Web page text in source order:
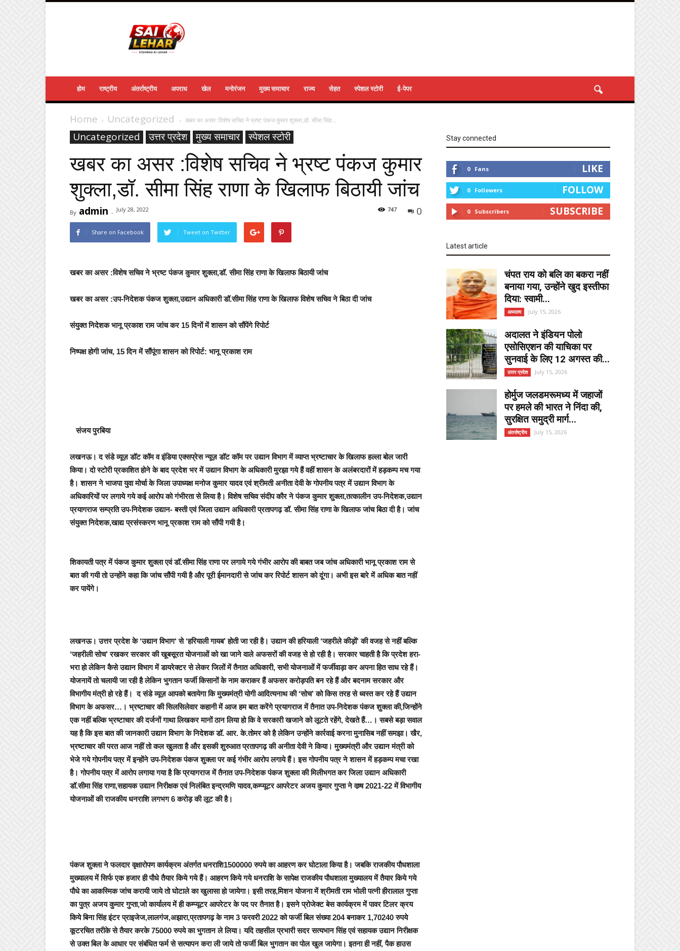
होम राष्ट्रीय अंतर्राष्ट्रीय अपराध खेल मनोरंजन मुख्य समाचार राज्य सेहत स्पेशल स्टोरी ई-पेपर
Home Uncategorized खबर का असर :विशेष सचिव ने भ्रष्ट पंकज कुमार शुक्ला,डॉ. सीमा सिंह...
Uncategorized उत्तर प्रदेश मुख्य समाचार स्पेशल स्टोरी
खबर का असर :विशेष सचिव ने भ्रष्ट पंकज कुमार
शुक्ला,डॉ. सीमा सिंह राणा के खिलाफ बिठायी जांच
By admin - July 28, 2022 0
747
Share on Facebook Tweet on Twitter
खबर का असर :विशेष सचिव ने भ्रष्ट पंकज कुमार शुक्ला,डॉ. सीमा सिंह राणा के खिलाफ बिठायी जांच
खबर का असर :उप-निदेशक पंकज शुक्ला,उद्यान अधिकारी डॉ.सीमा सिंह राणा के खिलाफ विशेष सचिव ने बिठा दी जांच
संयुक्त निदेशक भानू प्रकाश राम जांच कर 15 दिनों में शासन को सौंपेंगे रिपोर्ट
निष्पक्ष होगी जांच, 15 दिन में सौंपूंगा शासन को रिपोर्ट: भानू प्रकाश राम
संजय पुरबिया
लखनऊ। द संडे व्यूज़ डॉट कॉम व इंडिया एक्सप्रेस न्यूज़ डॉट कॉमपर उद्यान विभाग में व्याप्तभ्रष्टाचार के खिलाफ हल्ला बोलजारी
किया। दो स्टोरी प्रकाशित होने के बाद प्रदेश भर मेंउद्यान विभाग के अधिकारी मुरझा गये हैंवहींशासन के अलंबरदारों में हड़कम्प मच गया
है। शासन ने भाजपा युवा मोर्चा के जिला उपाध्यक्ष मनोज कुमार यादव एवं श्रीमती अनीता देवी के गोपनीय पत्र में उद्यान विभाग के
अधिकारियों पर लगाये गये कई आरोप को गंभीरता से लिया है।विशेष सचिव संदीप कौर ने पंकज कुमार शुक्ला,तत्कालीन उप-निदेशक,उद्यान
प्रयागराज सम्प्रति उप-निदेशक उद्यान- बस्ती एवं जिला उद्यान अधिकारी प्रतापगढ़ डॉ. सीमा सिंह राणा के खिलाफ जांच बिठा दी है। जांच
संयुक्त निदेशक,खाद्य प्रसंस्करण भानू प्रकाश राम को सौंपी गयी है।
शिकायती पत्र मेंपंकज कुमार शुक्ला एवं डॉ.सीमा सिंह राणापर लगाये गये गंभीर आरोप की बाबत जब जांच अधिकारी भानू प्रकाश राम से
बात की गयी तो उन्होंने कहा कि जांच सौंपी गयी है और पूरी ईमानदारी से जांच कर रिपोर्ट शासन को दूंगा। अभी इस बारे में अधिक बात नहीं
कर पायेंगे।
लखनऊ। उत्तर प्रदेश के‘उद्यान विभाग‘ से ‘हरियाली गायब’होती जा रही है। उद्यान की हरियाली ‘जहरीले कीड़ों’की वजह से नहीं बल्कि
‘जहरीली सोच’रखकर सरकार की खूबसूरत योजनाओं को खा जाने वाले अफसरों की वजह से हो रही है। सरकार चाहती है कि प्रदेश हरा-
भरा हो लेकिन कैसे उद्यान विभाग में डायरेक्टर से लेकर जिलों में तैनात अधिकारी, सभी योजनाओं में फर्जीवाड़ा कर अपना हित साध रहे हैं।
योजनायें तो चलायी जा रही है लेकिन भुगतानफर्जी किसानोंके नाम कराकर हैं अफसर करोड़पति बन रहे हैं औरबदनाम सरकार और
विभागीय मंत्रीहो रहे हैं। द संडे व्यूज़आपको बतायेगा किमुख्यमंत्री योगी आदित्यनाथ की ‘सोच’ को किस तरह से ध्वस्त कर रहे हैं उद्यान
विभाग के अफसर…। भ्रष्टाचार की सिलसिलेवार कहानी में आज हम बात करेंगेप्रयागराज में तैनात उप-निदेशक पंकज शुक्ला की,जिन्होंने
एक नहीं बल्कि भ्रष्टाचार की दर्जनों गाथा लिखकर मानों ठान लिया हो कि वे सरकारी खजाने को लूटते रहेंगे, देखते हैं…।सबसे बड़ा सवाल
यह है कि इस बात की जानकारी उद्यान विभाग के निदेशक डॉ. आर. के.तोमर को है लेकिन उन्होंने कार्रवाई करना मुनासिब नहीं समझा। खैर,
भ्रष्टाचार की परत आज नहीं तो कल खुलता है और इसकी शुरुआत प्रतापगढ़ कीअनीता देवीने किया। मुख्यमंत्री और उद्यान मंत्री को
भेजे गये गोपनीय पत्र में इन्होंने उप-निदेशक पंकज शुक्ला पर कई गंभीर आरोप लगाये हैं। इस गोपनीय पत्र ने शासन में हड़कम्प मचा रखा
है। गोपनीय पत्र में आरोप लगाया गया है कि प्रयागराज में तैनात उप-निदेशक पंकज शुक्ला की मिलीभगत कर जिला उद्यान अधिकारी
डॉ.सीमा सिंह राणा,सहायक उद्यान निरीक्षक एवं निलंबित इन्द्रमणि यादव,कम्प्यूटर आपरेटर अजय कुमार गुप्ता ने वष्र्ष 2021-22 में विभागीय
योजनाओं की राजकीय धनराशि लगभग 6 करोड़ की लूट की है।
पंकज शुक्ला नेफलदार वृक्षारोपण कार्यक्रमअंतर्गत धनराशि1500000 रुपये का आहरण कर घोटाला किया है। जबकि राजकीय पौधशाला
मुख्यालय में सिर्फ एक हजार ही पौधे तैयार किये गये हैं। आहरण किये गये धनराशि के सापेक्ष राजकीय पौधशाला मुख्यालय में तैयार किये गये
पौधे का आकस्मिक जांच करायी जाये तो घोटाले का खुलासा हो जायेगा। इसी तरह,मिशन योजना मेंश्रीमती राम भोली पत्नी हीरालाल गुप्ता
का पुत्र अजय कुमार गुप्ता,जो कार्यालय में ही कम्प्यूटर आपरेटर के पद पर तैनात है। इसने प्रोजेक्ट बेस कार्यक्रम में पावर टिलर क्रय
किये बिना सिंह इंटर प्राइजेज,लालगंज,अझारा,प्रतापगढ़ के नाम 3 फरवरी 2022 को फर्जी बिल संख्या 204 बनाकर 1,70240 रुपये
कूटरचित तरीके से तैयार करके 75000 रुपये का भुगतान ले लिया। यदि तहसील प्रभारी सदर सत्यभान सिंह एवं सहायक उद्यान निरीक्षक
से उक्त बिल के आधार पर संबंधित फर्म से सत्यापन करा ली जाये तो फर्जी बिल भुगतान का पोल खुल जायेगा। इतना ही नहीं,पैक हाउस
Stay connected
0 Fans LIKE
0 Followers FOLLOW
0 Subscribers SUBSCRIBE
Latest article
चंपत राय को बलि का बकरा नहीं
बनाया गया, उन्होंने खुद इस्तीफा
दिया: स्वामी...
अध्यात्म July 15, 2026
अदालत ने इंडियन पोलो
एसोसिएशन की याचिका पर
सुनवाई के लिए 12 अगस्त की...
उत्तर प्रदेश July 15, 2026
होर्मुज जलडमरूमध्य में जहाजों
पर हमले की भारत ने निंदा की,
सुरक्षित समुद्री मार्ग...
अंतर्राष्ट्रीय July 15, 2026